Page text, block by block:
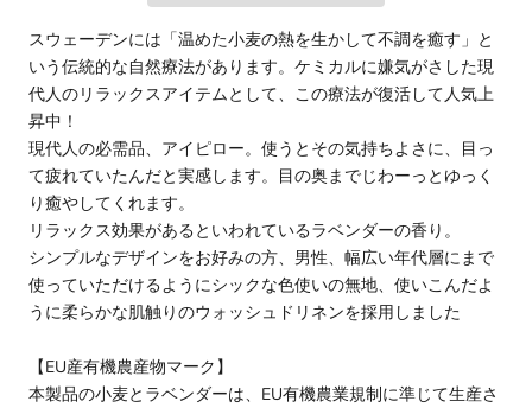
スウェーデンには「温めた小麦の熱を生かして不調を癒す」と
いう伝統的な自然療法があります。ケミカルに嫌気がさした現
代人のリラックスアイテムとして、この療法が復活して人気上
昇中！
現代人の必需品、アイピロー。使うとその気持ちよさに、目っ
て疲れていたんだと実感します。目の奥までじわーっとゆっく
り癒やしてくれます。
リラックス効果があるといわれているラベンダーの香り。
シンプルなデザインをお好みの方、男性、幅広い年代層にまで
使っていただけるようにシックな色使いの無地、使いこんだよ
うに柔らかな肌触りのウォッシュドリネンを採用しました
【EU産有機農産物マーク】
本製品の小麦とラベンダーは、EU有機農業規制に準じて生産さ